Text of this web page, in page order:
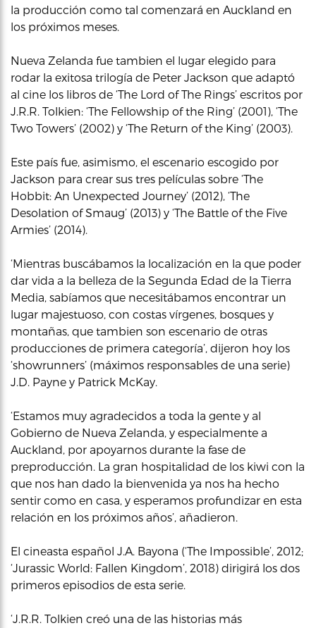
la producción como tal comenzará en Auckland en
los próximos meses.
Nueva Zelanda fue tambien el lugar elegido para
rodar la exitosa trilogía de Peter Jackson que adaptó
al cine los libros de ‘The Lord of The Rings’ escritos por
J.R.R. Tolkien: ‘The Fellowship of the Ring’ (2001), ‘The
Two Towers’ (2002) y ‘The Return of the King’ (2003).
Este país fue, asimismo, el escenario escogido por
Jackson para crear sus tres películas sobre ‘The
Hobbit: An Unexpected Journey’ (2012), ‘The
Desolation of Smaug’ (2013) y ‘The Battle of the Five
Armies’ (2014).
‘Mientras buscábamos la localización en la que poder
dar vida a la belleza de la Segunda Edad de la Tierra
Media, sabíamos que necesitábamos encontrar un
lugar majestuoso, con costas vírgenes, bosques y
montañas, que tambien son escenario de otras
producciones de primera categoría’, dijeron hoy los
‘showrunners’ (máximos responsables de una serie)
J.D. Payne y Patrick McKay.
‘Estamos muy agradecidos a toda la gente y al
Gobierno de Nueva Zelanda, y especialmente a
Auckland, por apoyarnos durante la fase de
preproducción. La gran hospitalidad de los kiwi con la
que nos han dado la bienvenida ya nos ha hecho
sentir como en casa, y esperamos profundizar en esta
relación en los próximos años’, añadieron.
El cineasta español J.A. Bayona (‘The Impossible’, 2012;
‘Jurassic World: Fallen Kingdom’, 2018) dirigirá los dos
primeros episodios de esta serie.
‘J.R.R. Tolkien creó una de las historias más